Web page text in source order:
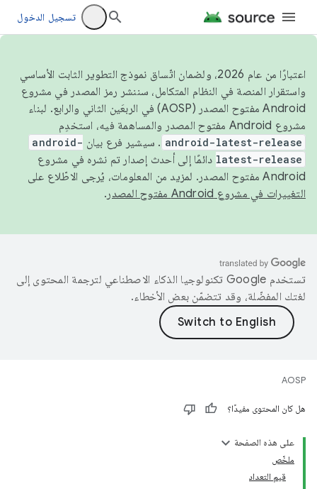
تسجيل الدخول
اعتبارًا من عام 2026، ولضمان اتّساق نموذج التطوير الثابت الأساسي
واستقرار المنصة في النظام المتكامل، سننشر رمز المصدر في مشروع
Android مفتوح المصدر (AOSP) في الربعَين الثاني والرابع. لبناء
مشروع Android مفتوح المصدر والمساهمة فيه، استخدِم
android-latest-release . سيشير فرع بيان android-
latest-release دائمًا إلى أحدث إصدار تم نشره في مشروع
Android مفتوح المصدر. لمزيد من المعلومات، يُرجى الاطّلاع على
التغييرات في مشروع Android مفتوح المصدر
.
تستخدم Google تكنولوجيا الذكاء الاصطناعي لترجمة المحتوى إلى
لغتك المفضّلة، وقد تتضمّن بعض الأخطاء.
AOSP
هل كان المحتوى مفيدًا؟
على هذه الصفحة
ملخّص
قيم التعداد